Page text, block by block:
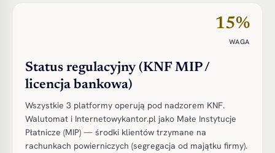
15%
WAGA
Status regulacyjny (KNF MIP /
licencja bankowa)
Wszystkie 3 platformy operują pod nadzorem KNF.
Walutomat i Internetowykantor.pl jako Małe Instytucje
Płatnicze (MIP) — środki klientów trzymane na
rachunkach powierniczych (segregacja od majątku firmy).